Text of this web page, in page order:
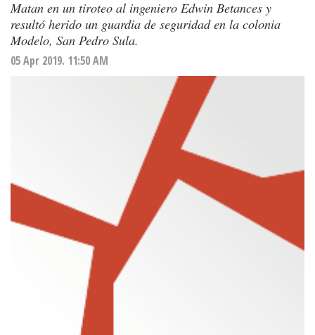
Matan en un tiroteo al ingeniero Edwin Betances y
resultó herido un guardia de seguridad en la colonia
Modelo, San Pedro Sula.
05 Apr 2019. 11:50 AM